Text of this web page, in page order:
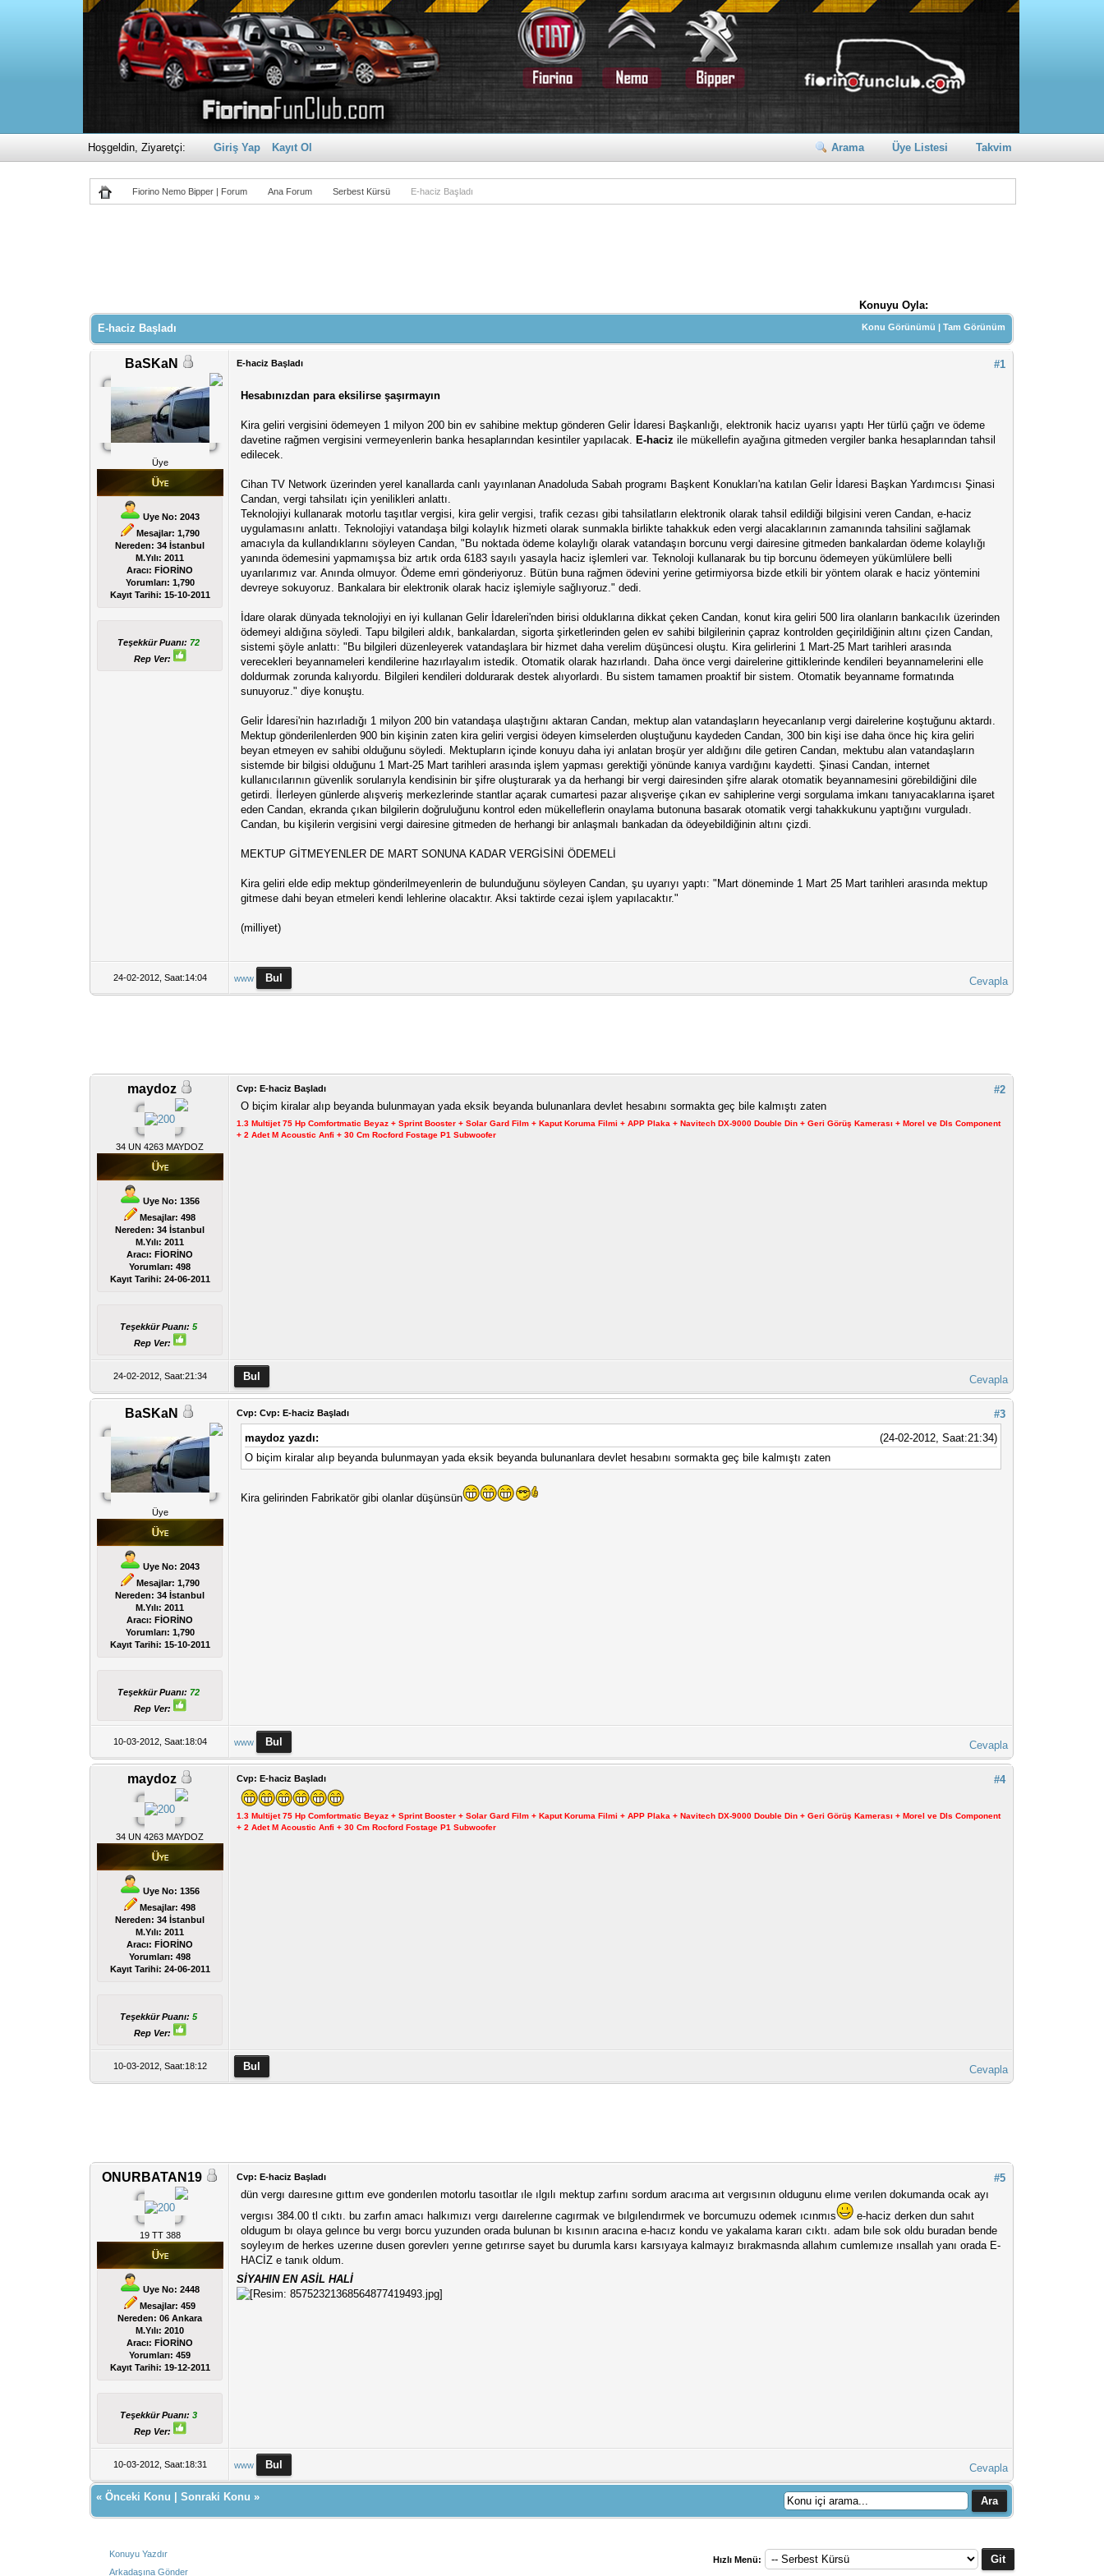
Arama Üye Listesi Takvim
Hoşgeldin, Ziyaretçi: Giriş Yap Kayıt Ol
Fiorino Nemo Bipper | Forum Ana Forum Serbest Kürsü E-haciz Başladı
Konuyu Oyla:
Konu Görünümü |Tam Görünüm
E-haciz Başladı
BaSKaN
Üye
Uye No: 2043
Mesajlar: 1,790
Nereden: 34 İstanbul
M.Yılı: 2011
Aracı: FİORİNO
Yorumları: 1,790
Kayıt Tarihi: 15-10-2011
Teşekkür Puanı: 72
Rep Ver:
#1
E-haciz Başladı
Hesabınızdan para eksilirse şaşırmayın
Kira geliri vergisini ödemeyen 1 milyon 200 bin ev sahibine mektup gönderen Gelir İdaresi Başkanlığı, elektronik haciz uyarısı yaptı Her türlü çağrı ve ödeme
davetine rağmen vergisini vermeyenlerin banka hesaplarından kesintiler yapılacak. E-haciz ile mükellefin ayağına gitmeden vergiler banka hesaplarından tahsil
edilecek.
Cihan TV Network üzerinden yerel kanallarda canlı yayınlanan Anadoluda Sabah programı Başkent Konukları'na katılan Gelir İdaresi Başkan Yardımcısı Şinasi
Candan, vergi tahsilatı için yenilikleri anlattı.
Teknolojiyi kullanarak motorlu taşıtlar vergisi, kira gelir vergisi, trafik cezası gibi tahsilatların elektronik olarak tahsil edildiği bilgisini veren Candan, e-haciz
uygulamasını anlattı. Teknolojiyi vatandaşa bilgi kolaylık hizmeti olarak sunmakla birlikte tahakkuk eden vergi alacaklarının zamanında tahsilini sağlamak
amacıyla da kullandıklarını söyleyen Candan, "Bu noktada ödeme kolaylığı olarak vatandaşın borcunu vergi dairesine gitmeden bankalardan ödeme kolaylığı
yanında ödemesini yapmamışsa biz artık orda 6183 sayılı yasayla haciz işlemleri var. Teknoloji kullanarak bu tip borcunu ödemeyen yükümlülere belli
uyarılarımız var. Anında olmuyor. Ödeme emri gönderiyoruz. Bütün buna rağmen ödevini yerine getirmiyorsa bizde etkili bir yöntem olarak e haciz yöntemini
devreye sokuyoruz. Bankalara bir elektronik olarak haciz işlemiyle sağlıyoruz." dedi.
İdare olarak dünyada teknolojiyi en iyi kullanan Gelir İdareleri'nden birisi olduklarına dikkat çeken Candan, konut kira geliri 500 lira olanların bankacılık üzerinden
ödemeyi aldığına söyledi. Tapu bilgileri aldık, bankalardan, sigorta şirketlerinden gelen ev sahibi bilgilerinin çapraz kontrolden geçirildiğinin altını çizen Candan,
sistemi şöyle anlattı: "Bu bilgileri düzenleyerek vatandaşlara bir hizmet daha verelim düşüncesi oluştu. Kira gelirlerini 1 Mart-25 Mart tarihleri arasında
verecekleri beyannameleri kendilerine hazırlayalım istedik. Otomatik olarak hazırlandı. Daha önce vergi dairelerine gittiklerinde kendileri beyannamelerini elle
doldurmak zorunda kalıyordu. Bilgileri kendileri doldurarak destek alıyorlardı. Bu sistem tamamen proaktif bir sistem. Otomatik beyanname formatında
sunuyoruz." diye konuştu.
Gelir İdaresi'nin hazırladığı 1 milyon 200 bin vatandaşa ulaştığını aktaran Candan, mektup alan vatandaşların heyecanlanıp vergi dairelerine koştuğunu aktardı.
Mektup gönderilenlerden 900 bin kişinin zaten kira geliri vergisi ödeyen kimselerden oluştuğunu kaydeden Candan, 300 bin kişi ise daha önce hiç kira geliri
beyan etmeyen ev sahibi olduğunu söyledi. Mektupların içinde konuyu daha iyi anlatan broşür yer aldığını dile getiren Candan, mektubu alan vatandaşların
sistemde bir bilgisi olduğunu 1 Mart-25 Mart tarihleri arasında işlem yapması gerektiği yönünde kanıya vardığını kaydetti. Şinasi Candan, internet
kullanıcılarının güvenlik sorularıyla kendisinin bir şifre oluşturarak ya da herhangi bir vergi dairesinden şifre alarak otomatik beyannamesini görebildiğini dile
getirdi. İlerleyen günlerde alışveriş merkezlerinde stantlar açarak cumartesi pazar alışverişe çıkan ev sahiplerine vergi sorgulama imkanı tanıyacaklarına işaret
eden Candan, ekranda çıkan bilgilerin doğruluğunu kontrol eden mükelleflerin onaylama butonuna basarak otomatik vergi tahakkukunu yaptığını vurguladı.
Candan, bu kişilerin vergisini vergi dairesine gitmeden de herhangi bir anlaşmalı bankadan da ödeyebildiğinin altını çizdi.
MEKTUP GİTMEYENLER DE MART SONUNA KADAR VERGİSİNİ ÖDEMELİ
Kira geliri elde edip mektup gönderilmeyenlerin de bulunduğunu söyleyen Candan, şu uyarıyı yaptı: "Mart döneminde 1 Mart 25 Mart tarihleri arasında mektup
gitmese dahi beyan etmeleri kendi lehlerine olacaktır. Aksi taktirde cezai işlem yapılacaktır."
(milliyet)
24-02-2012, Saat:14:04 www Cevapla
maydoz
34 UN 4263 MAYDOZ
Uye No: 1356
Mesajlar: 498
Nereden: 34 İstanbul
M.Yılı: 2011
Aracı: FİORİNO
Yorumları:498
Kayıt Tarihi: 24-06-2011
Teşekkür Puanı:5
Rep Ver:
#2
Cvp: E-haciz Başladı
O biçim kiralar alıp beyanda bulunmayan yada eksik beyanda bulunanlara devlet hesabını sormakta geç bile kalmıştı zaten
1.3 Multijet 75 Hp Comfortmatic Beyaz + Sprint Booster + Solar Gard Film + Kaput Koruma Filmi + APP Plaka + Navitech DX-9000 Double Din + Geri Görüş Kamerası + Morel ve Dls Component
+ 2 Adet M Acoustic Anfi + 30 Cm Rocford Fostage P1 Subwoofer
24-02-2012, Saat:21:34 Cevapla
BaSKaN
Üye
Uye No: 2043
Mesajlar: 1,790
Nereden: 34 İstanbul
M.Yılı: 2011
Aracı: FİORİNO
Yorumları: 1,790
Kayıt Tarihi: 15-10-2011
Teşekkür Puanı: 72
Rep Ver:
#3
Cvp: Cvp: E-haciz Başladı
(24-02-2012, Saat:21:34)
maydoz yazdı:
O biçim kiralar alıp beyanda bulunmayan yada eksik beyanda bulunanlara devlet hesabını sormakta geç bile kalmıştı zaten
Kira gelirinden Fabrikatör gibi olanlar düşünsün
10-03-2012, Saat:18:04 www Cevapla
maydoz
34 UN 4263 MAYDOZ
Uye No: 1356
Mesajlar: 498
Nereden: 34 İstanbul
M.Yılı: 2011
Aracı: FİORİNO
Yorumları:498
Kayıt Tarihi: 24-06-2011
Teşekkür Puanı:5
Rep Ver:
#4
Cvp: E-haciz Başladı
1.3 Multijet 75 Hp Comfortmatic Beyaz + Sprint Booster + Solar Gard Film + Kaput Koruma Filmi + APP Plaka + Navitech DX-9000 Double Din + Geri Görüş Kamerası + Morel ve Dls Component
+ 2 Adet M Acoustic Anfi + 30 Cm Rocford Fostage P1 Subwoofer
10-03-2012, Saat:18:12 Cevapla
ONURBATAN19
19 TT 388
Uye No: 2448
Mesajlar: 459
Nereden: 06 Ankara
M.Yılı: 2010
Aracı: FİORİNO
Yorumları:459
Kayıt Tarihi: 19-12-2011
Teşekkür Puanı:3
Rep Ver:
#5
Cvp: E-haciz Başladı
dün vergı daıresıne gıttım eve gonderılen motorlu tasoıtlar ıle ılgılı mektup zarfını sordum aracıma aıt vergısının oldugunu elıme verılen dokumanda ocak ayı
vergısı 384.00 tl cıktı. bu zarfın amacı halkımızı vergı daırelerıne cagırmak ve bılgılendırmek ve borcumuzu odemek ıcınmıs
e-haciz derken dun sahıt
oldugum bı olaya gelınce bu vergı borcu yuzunden orada bulunan bı kısının aracına e-hacız kondu ve yakalama kararı cıktı. adam bıle sok oldu buradan bende
soyleyım de herkes uzerıne dusen gorevlerı yerıne getırırse sayet bu durumla karsı karsıyaya kalmayız bırakmasnda allahım cumlemıze ınsallah yanı orada E-
HACİZ e tanık oldum.
SİYAHIN EN ASİL HALİ
10-03-2012, Saat:18:31 www Cevapla
«Önceki Konu |Sonraki Konu »
Konuyu Yazdır
Arkadaşına Gönder
Hızlı Menü: